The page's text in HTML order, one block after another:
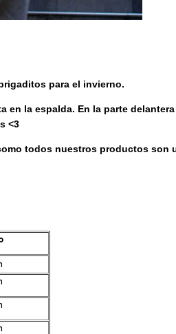
para el invierno.
en la espalda. En la parte
<3
todos nuestros productos son